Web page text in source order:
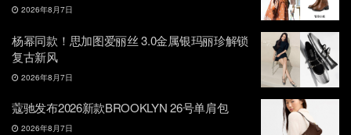
2026年8月7日
杨幂同款！思加图爱丽丝 3.0金属银玛丽珍解锁
复古新风
2026年8月7日
蔻驰发布2026新款BROOKLYN 26号单肩包
2026年8月7日